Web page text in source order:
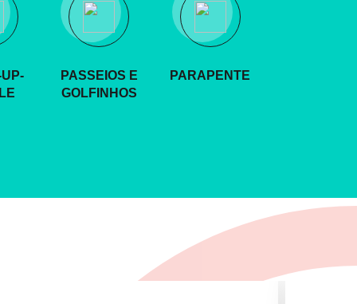
PASSEIOS E
GOLFINHOS
PARAPENTE